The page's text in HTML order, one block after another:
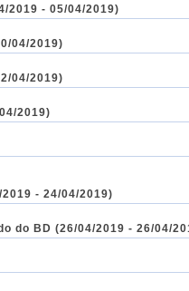
2019 - 05/04/2019)
04/2019)
04/2019)
2019)
- 24/04/2019)
do BD (26/04/2019 - 26/04/